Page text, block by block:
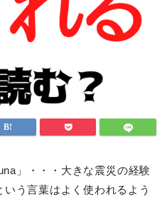
」・・・大きな震災の経験
う言葉はよく使われるよう